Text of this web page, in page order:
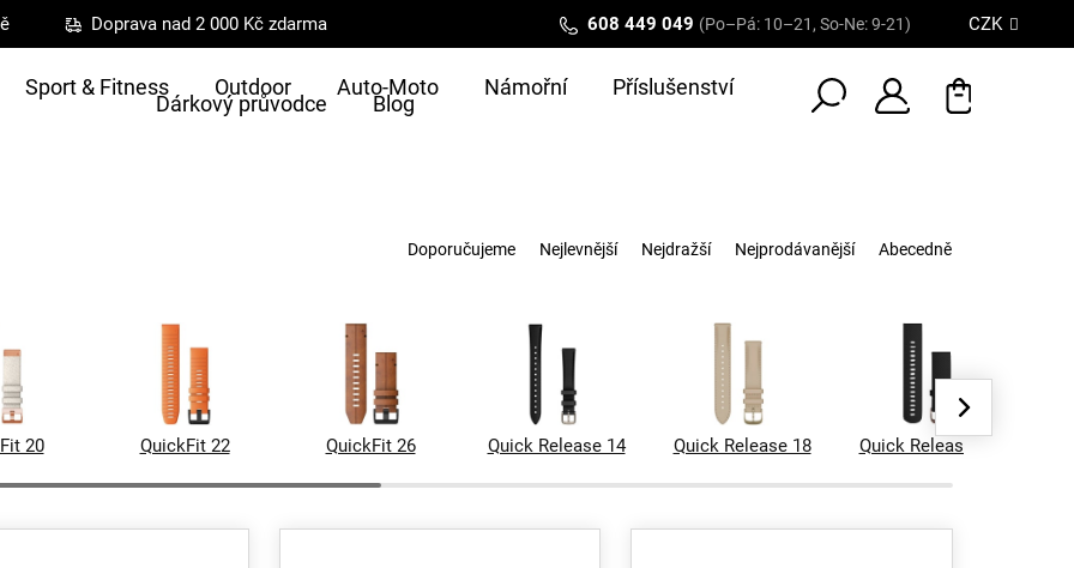
Doprava nad 2 000 Kč zdarma 608 449 049 (Po–Pá: 10–21, So-Ne: 9-21) CZK
Sport & Fitness Outdoor Auto-Moto Námořní Příslušenství
Dárkový průvodce Blog
í
p
r
o
d
u
t
Doporučujeme Nejlevnější Nejdražší Nejprodávanější Abecedně
20 QuickFit 22 QuickFit 26 Quick Release 14 Quick Release 18 Quick Release 20